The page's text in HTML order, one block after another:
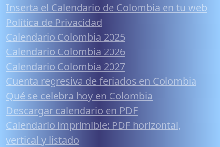
Inserta el Calendario de Colombia en tu web
Política de Privacidad
Calendario Colombia 2025
Calendario Colombia 2026
Calendario Colombia 2027
Cuenta regresiva de feriados en Colombia
Qué se celebra hoy en Colombia
Descargar calendario en PDF
Calendario imprimible: PDF horizontal,
vertical y listado